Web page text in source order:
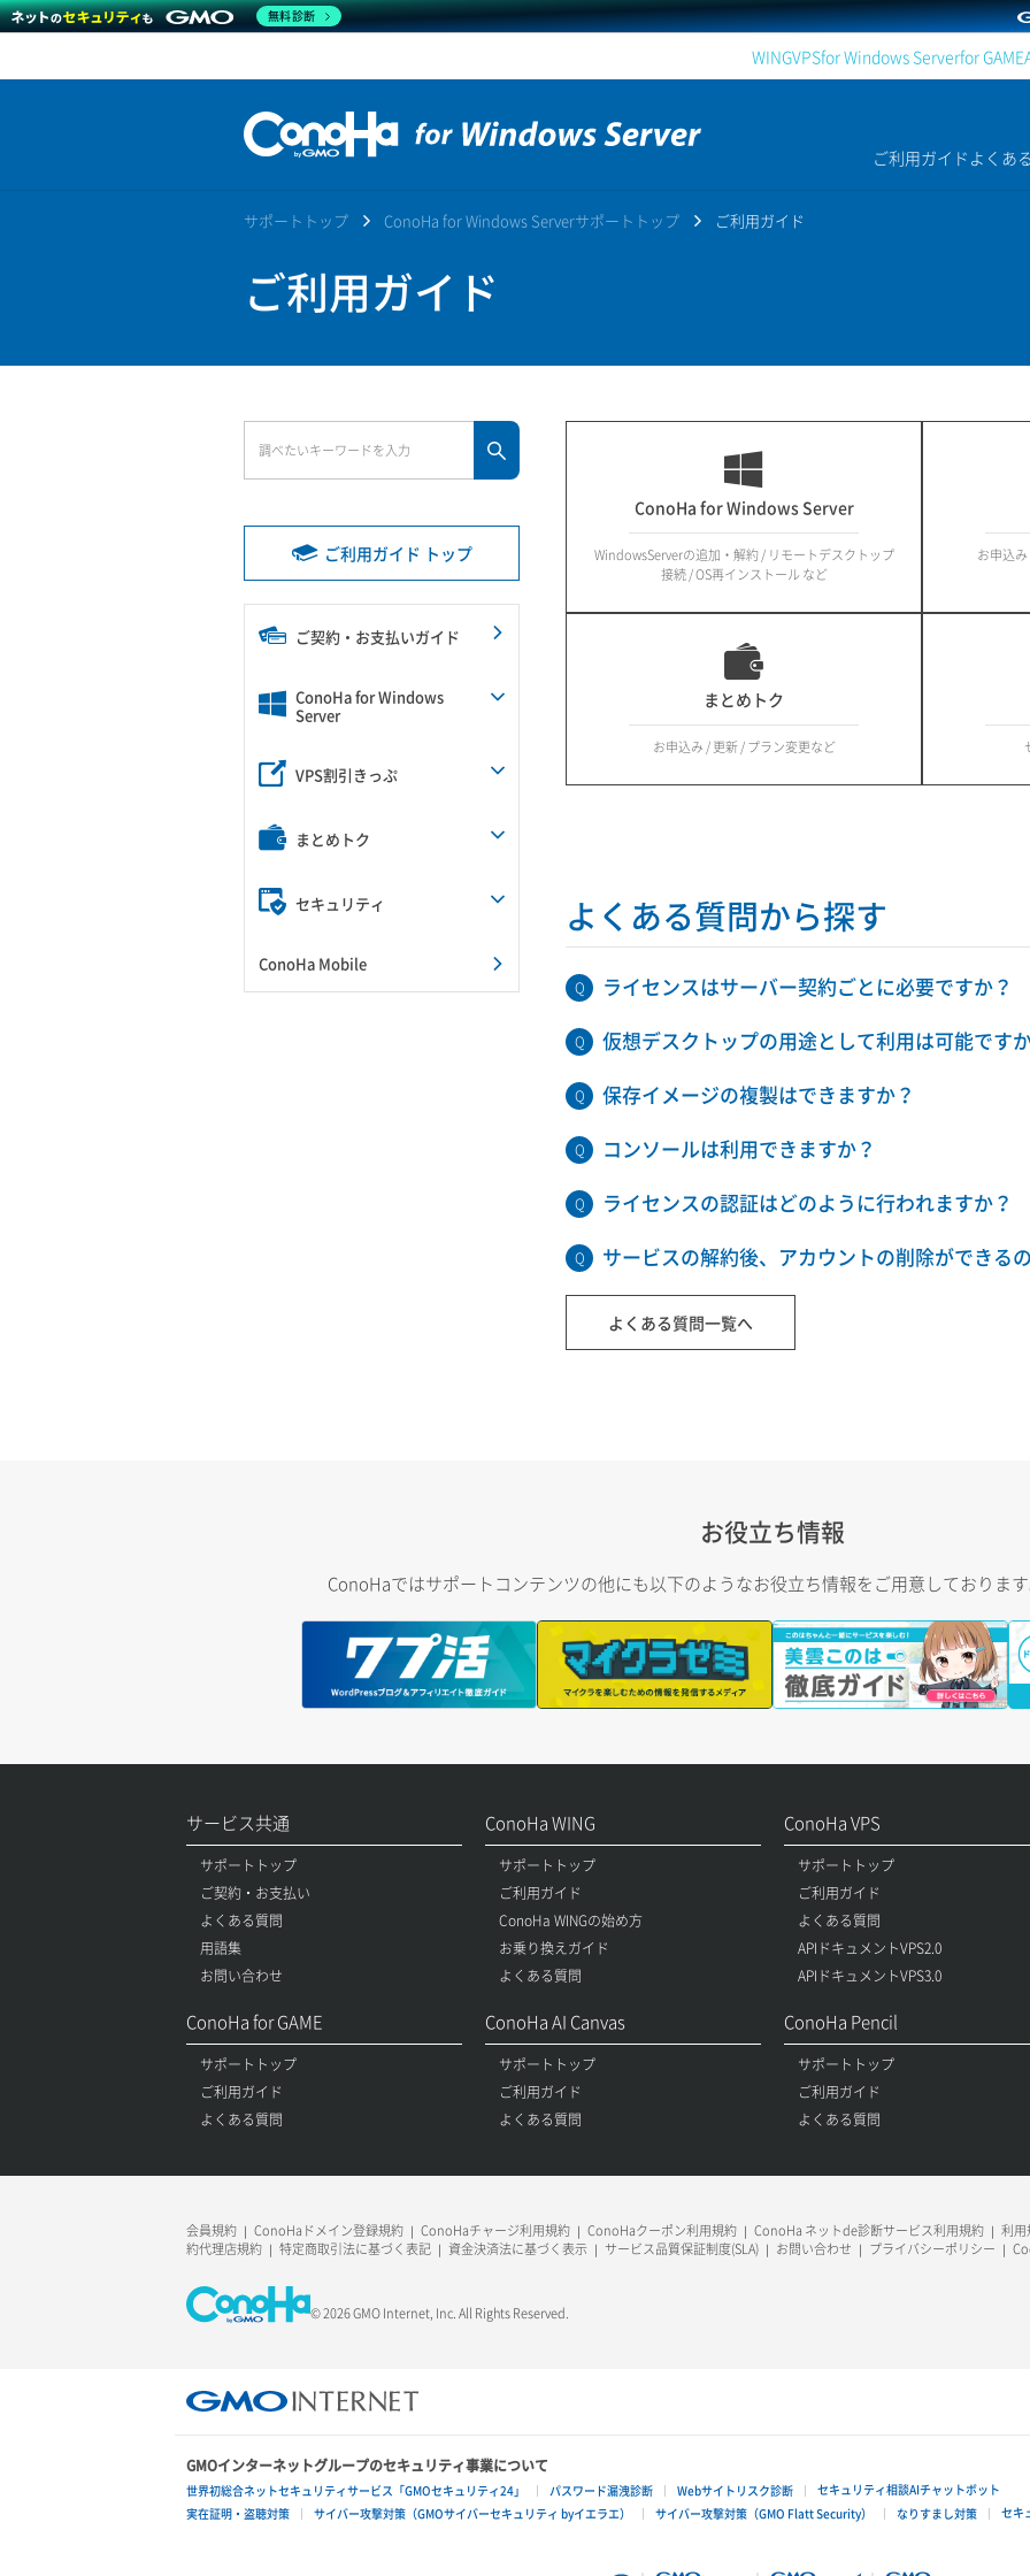
WINGVPSfor Windows Serverfor GAME
ご利用ガイド よくあ
サポートトップ ConoHa for Windows Serverサポートトップ ご利用ガイド
ご利用ガイド
ご利用ガイド トップ
ご契約・お支払いガイド
ConoHa for Windows
Server
VPS割引きっぷ
まとめトク
セキュリティ
ConoHa Mobile
ConoHa for Windows Server
WindowsServerの追加・解約 / リモートデスクトップ
接続 / OS再インストール など
お申込
まとめトク
お申込み / 更新 / プラン変更など
よくある質問から探す
ライセンスはサーバー契約ごとに必要ですか？
仮想デスクトップの用途として利用は可能です
保存イメージの複製はできますか？
コンソールは利用できますか？
ライセンスの認証はどのように行われますか？
サービスの解約後、アカウントの削除ができる
よくある質問一覧へ
お役立ち情報
ConoHaではサポートコンテンツの他にも以下のようなお役立ち情報をご用意しております
サービス共通
サポートトップ
ご契約・お支払い
よくある質問
用語集
お問い合わせ
ConoHa WING
サポートトップ
ご利用ガイド
ConoHa WINGの始め方
お乗り換えガイド
よくある質問
ConoHa VPS
サポートトップ
ご利用ガイド
よくある質問
APIドキュメントVPS2.0
APIドキュメントVPS3.0
ConoHa for GAME
サポートトップ
ご利用ガイド
よくある質問
ConoHa AI Canvas
サポートトップ
ご利用ガイド
よくある質問
ConoHa Pencil
サポートトップ
ご利用ガイド
よくある質問
会員規約 ConoHaドメイン登録規約 ConoHaチャージ利用規約 ConoHaクーポン利用規約 ConoHa ネットde診断サービス利用規約 利用
約代理店規約
特定商取引法に基づく表記 資金決済法に基づく表示 サービス品質保証制度(SLA) お問い合わせ プライバシーポリシー
© 2026 GMO Internet, Inc. All Rights Reserved.
GMOインターネットグループのセキュリティ事業について
世界初総合ネットセキュリティサービス「GMOセキュリティ24」 パスワード漏洩診断 Webサイトリスク診断
セキュリティ相談AIチャットボット
実在証明・盗聴対策
サイバー攻撃対策（GMOサイバーセキュリティ byイエラエ） サイバー攻撃対策（GMO Flatt Security） なりすまし対策 セキ
無料診断